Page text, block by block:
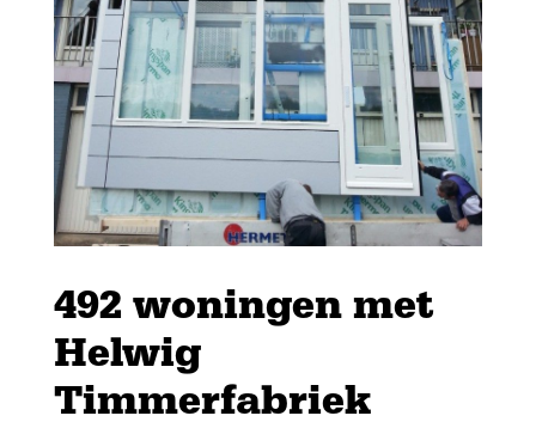
492 woningen met
Helwig
Timmerfabriek